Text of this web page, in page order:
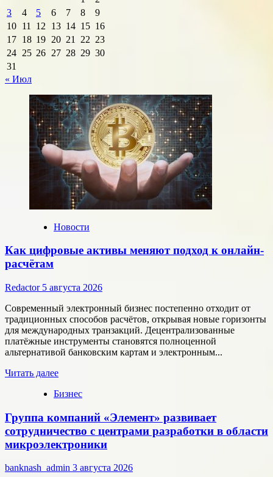
3
4 5 6 7 8
9
10 11 12 13 14 15 16
17 18 19 20 21 22 23
24 25 26 27 28 29 30
31
« Июл
Новости
Как цифровые активы меняют подход к онлайн-
расчётам
Redactor 5 августа 2026
Современный электронный бизнес постепенно отходит от
традиционных способов расчётов, открывая новые горизонты
для международных транзакций. Децентрализованные
платёжные инструменты становятся полноценной
альтернативой банковским картам и электронным...
Читать далееПрочитать
о
цифровые
активы
меняют
подход
онлайн-
Бизнес
Группа компаний «Элемент» развивает
сотрудничество с центрами разработки в области
микроэлектроники
banknash_admin 3 августа 2026